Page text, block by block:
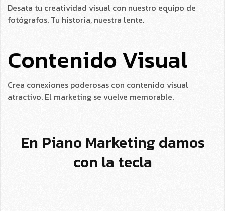
Desata tu creatividad visual con nuestro equipo de
fotógrafos. Tu historia, nuestra lente.
Contenido Visual
Crea conexiones poderosas con contenido visual
atractivo. El marketing se vuelve memorable.
En Piano Marketing damos
con la tecla